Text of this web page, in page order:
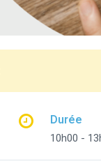
Durée
10h00 -